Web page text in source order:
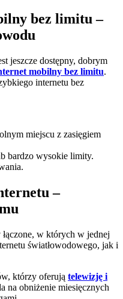
bez limitu –
jeszcze dostępny, dobrym
mobilny bez limitu.
internetu bez
miejscu z zasięgiem
bardzo wysokie limity.
–
w których w jednej
światłowodowego, jak i
którzy oferują telewizję i
na obniżenie miesięcznych